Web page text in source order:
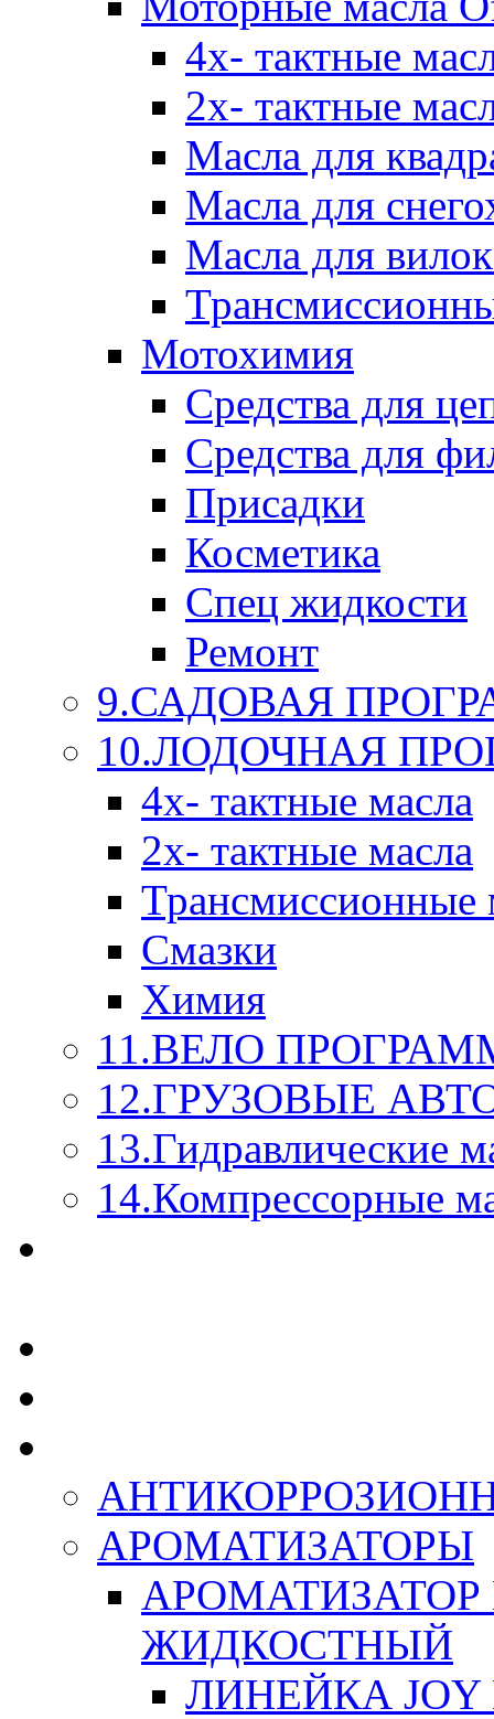
4х- тактные
2х- тактные
Масла для
Масла для
Масла для
Мотохимия
Средства для
Средства для
Присадки
Косметика
Спец жидкости
Ремонт
9.САДОВАЯ
10.ЛОДОЧНАЯ
4х- тактные масла
2х- тактные масла
Трансмиссионные
Смазки
Химия
11.ВЕЛО
12.ГРУЗОВЫЕ
13.Гидравлические
14.Компрессорные
АРОМАТИЗАТОРЫ
ЖИДКОСТНЫЙ
ЛИНЕЙКА JOY